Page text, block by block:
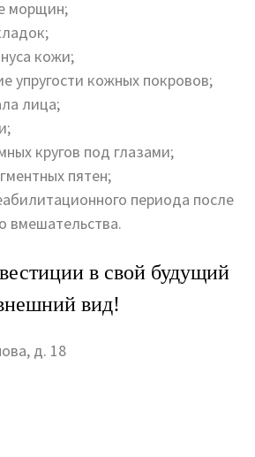
морщин;
кожи;
упругости кожных покровов;
лица;
кругов под глазами;
пятен;
периода после
вмешательства.
в свой будущий
вид!
д. 18